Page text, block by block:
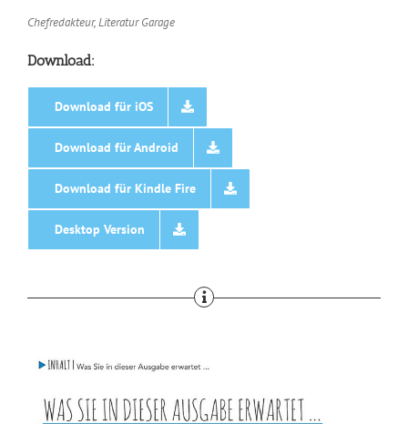
Chefredakteur, Literatur Garage
Download:
Download für iOS
Download für Android
Download für Kindle Fire
Desktop Version